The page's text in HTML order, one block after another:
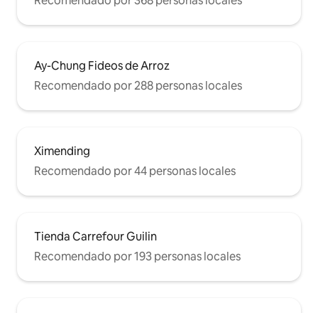
Ay-Chung Fideos de Arroz
Recomendado por 288 personas locales
Ximending
Recomendado por 44 personas locales
Tienda Carrefour Guilin
Recomendado por 193 personas locales